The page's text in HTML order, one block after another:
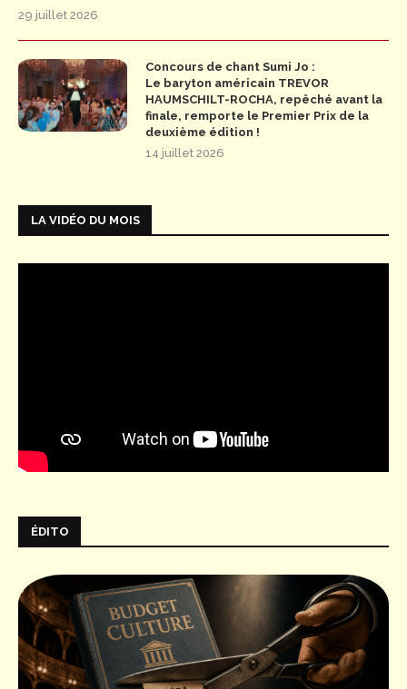
29 juillet 2026
Concours de chant Sumi Jo :
Le baryton américain TREVOR
HAUMSCHILT-ROCHA, repêché avant la
finale, remporte le Premier Prix de la
deuxième édition !
14 juillet 2026
LA VIDÉO DU MOIS
ÉDITO